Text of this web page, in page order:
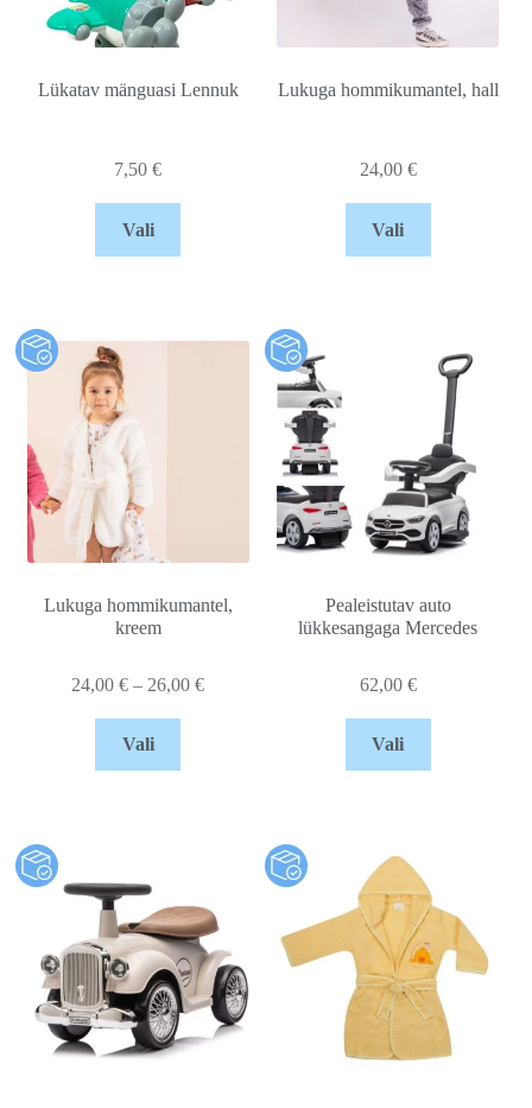
Lükatav mänguasi Lennuk
7,50€
Vali
Lukuga hommikumantel, hall
24,00 €
Vali
Lukuga hommikumantel,
kreem
24,00€ – 26,00€
Vali
Pealeistutav auto
lükkesangaga Mercedes
62,00 €
Vali